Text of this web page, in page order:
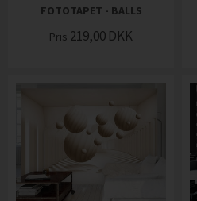
FOTOTAPET - BALLS
Pris 219,00 DKK